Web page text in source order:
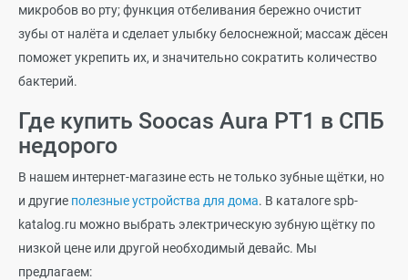
микробов во рту; функция отбеливания бережно очистит
зубы от налёта и сделает улыбку белоснежной; массаж дёсен
поможет укрепить их, и значительно сократить количество
бактерий.
Где купить Soocas Aura РТ1 в СПБ
недорого
В нашем интернет-магазине есть не только зубные щётки, но
и другие полезные устройства для дома. В каталогеspb-
katalog.ru можно выбрать электрическую зубную щётку по
низкой цене или другой необходимый девайс. Мы
предлагаем: